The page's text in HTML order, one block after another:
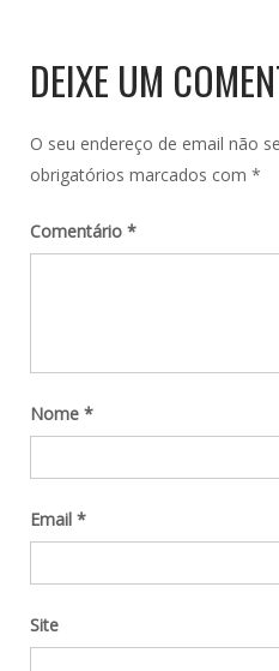
DEIXE UM
O seu endereço de email não
obrigatórios marcados com *
Comentário *
Nome *
Email *
Site